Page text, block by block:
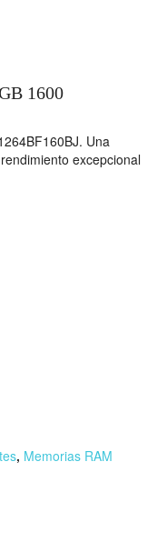
1600
Una
excepcional
, Memorias RAM